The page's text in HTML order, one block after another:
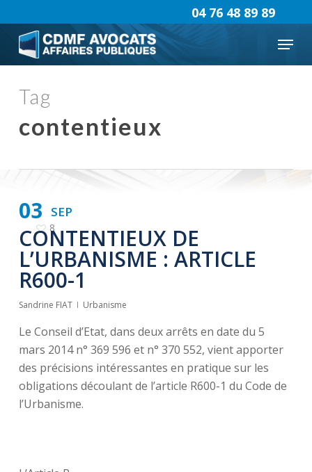
to
main
content
Menu
04 76 48 89 89
Tag
contentieux
SEP
03
8
CONTENTIEUX DE
L’URBANISME : ARTICLE
R600-1
Sandrine FIAT Urbanisme
Le Conseil d’Etat, dans deux arrêts en date du 5
mars 2014n° 369 596 et n° 370 552, vient apporter
des précisions intéressantes en pratique sur les
obligations découlant de l’article R600-1 du Code de
l’Urbanisme.